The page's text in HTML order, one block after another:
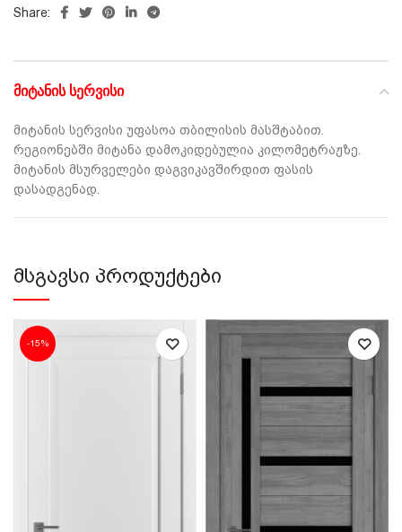
Share:
ᲛᲘᲢᲐᲜᲘᲡ ᲡᲔᲠᲕᲘᲡᲘ
მიტანის სერვისი უფასოა თბილისის მასშტაბით.
რეგიონებში მიტანა დამოკიდებულია კილომეტრაჟზე.
მიტანის მსურველები დაგვიკავშირდით ფასის
დასადგენად.
ᲛᲡᲒᲐᲕᲡᲘ ᲞᲠᲝᲓᲣᲥᲢᲔᲑᲘ
-15%